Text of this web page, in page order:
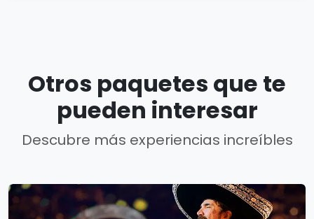
Otros paquetes que te
pueden interesar
Descubre más experiencias increíbles